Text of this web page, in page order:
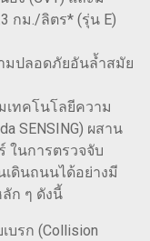
กม./ลิตร* (รุ่น E)
มปลอดภัยอันล้ำสมัย
ทคโนโลยีความ
SENSING) ผสาน
ในการตรวจจับ
ดินถนนได้อย่างมี
ก ๆ ดังนี้
บรก (Collision